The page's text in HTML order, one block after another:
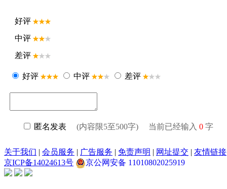
好评
中评
差评
好评 中评 差评
匿名发表 (内容限5至500字) 当前已经输入 0 字
关于我们 | 会员服务 | 广告服务 | 免责声明 | 网址提交 | 友情链接
京ICP备14024613号
京公网安备 11010802025919